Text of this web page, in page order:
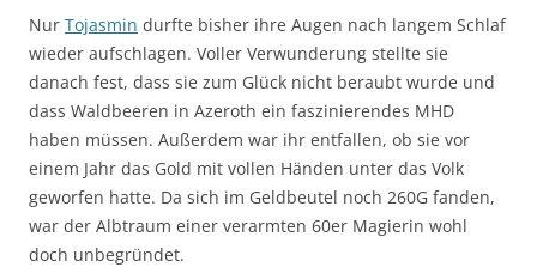
Nur Tojasmin durfte bisher ihre Augen nach langem Schlaf
wieder aufschlagen. Voller Verwunderung stellte sie
danach fest, dass sie zum Glück nicht beraubt wurde und
dass Waldbeeren in Azeroth ein faszinierendes MHD
haben müssen. Außerdem war ihr entfallen, ob sie vor
einem Jahr das Gold mit vollen Händen unter das Volk
geworfen hatte. Da sich im Geldbeutel noch 260G fanden,
war der Albtraum einer verarmten 60er Magierin wohl
doch unbegründet.